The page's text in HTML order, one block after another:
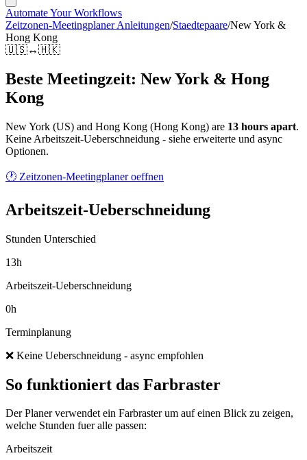
Automate Your Workflows
Zeitzonen-Meetingplaner Anleitungen/Staedtepaare/New York &
Hong Kong
🇺🇸↔🇭🇰
Beste Meetingzeit: New York & Hong
Kong
New York (US) and Hong Kong (Hong Kong) are 13 hours apart.
Keine Arbeitszeit-Ueberschneidung - siehe erweiterte und async
Optionen.
🕐 Zeitzonen-Meetingplaner oeffnen
Arbeitszeit-Ueberschneidung
Stunden Unterschied
13h
Arbeitszeit-Ueberschneidung
0h
Terminplanung
❌ Keine Ueberschneidung - async empfohlen
So funktioniert das Farbraster
Der Planer verwendet ein Farbraster um auf einen Blick zu zeigen,
welche Stunden fuer alle passen:
Arbeitszeit